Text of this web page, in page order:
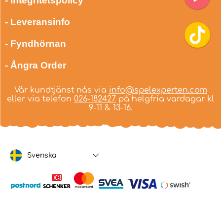
- Leveransinfo
- Fyndhörnan
- Ångra Order
Vår kundtjänst nås via info@spelexperten.com
eller via telefon 026-182427 på helgfria vardagar kl
9-11 & 13-16.
Svenska